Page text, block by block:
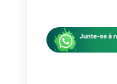
de